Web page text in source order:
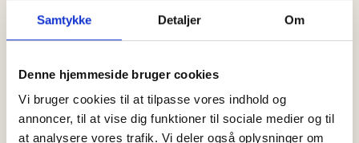
Samtykke Detaljer Om
Denne hjemmeside bruger cookies
Vi bruger cookies til at tilpasse vores indhold og
annoncer, til at vise dig funktioner til sociale medier og til
at analysere vores trafik. Vi deler også oplysninger om
til at synliggøre en smittende salgsglæde, der gør
kunderne glade.
skal sørge for, at der er en salgs- og servicekultur i
butikken.
også nået til en fase, hvor de røde lamper begynder at